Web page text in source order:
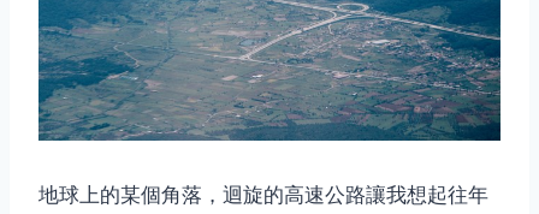
地球上的某個角落，迴旋的高速公路讓我想起往年